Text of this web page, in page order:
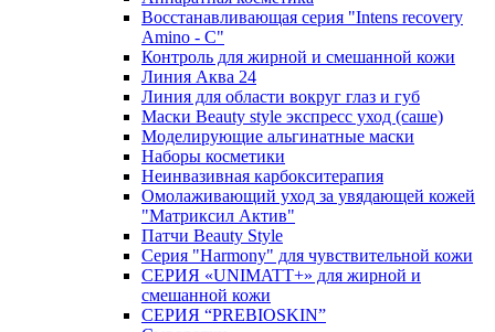
Восстанавливающая серия "Intens recovery
Amino - C"
Контроль для жирной и смешанной кожи
Линия Аква 24
Линия для области вокруг глаз и губ
Маски Beauty style экспресс уход (саше)
Моделирующие альгинатные маски
Наборы косметики
Неинвазивная карбокситерапия
Омолаживающий уход за увядающей кожей
"Матриксил Актив"
Патчи Beauty Style
Серия "Harmony" для чувствительной кожи
СЕРИЯ «UNIMATT+» для жирной и
смешанной кожи
СЕРИЯ “PREBIOSKIN”